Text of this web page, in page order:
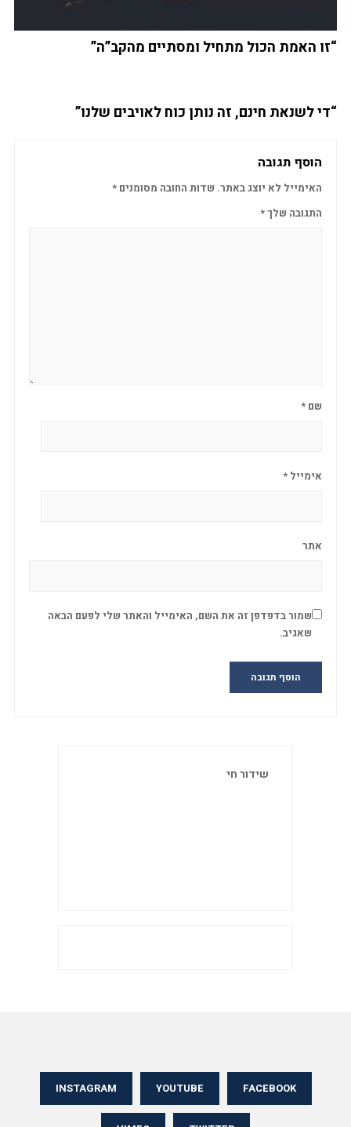
“זו האמת הכול מתחיל ומסתיים מהקב”ה”
“די לשנאת חינם, זה נותן כוח לאויבים שלנו”
הוסף תגובה
האימייל לא יוצג באתר. שדות החובה מסומנים *
התגובה שלך*
שם *
אימייל *
אתר
שמור בדפדפן זה את השם, האימייל והאתר שלי לפעם הבאה
שאגיב.
שידור חי
FACEBOOK
YOUTUBE
INSTAGRAM